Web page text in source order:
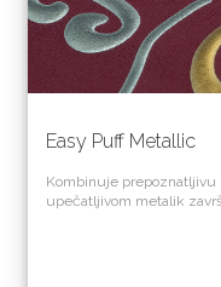
Easy Puff Metallic
Kombinuje prepoznatljivu
upečatljivom metalik